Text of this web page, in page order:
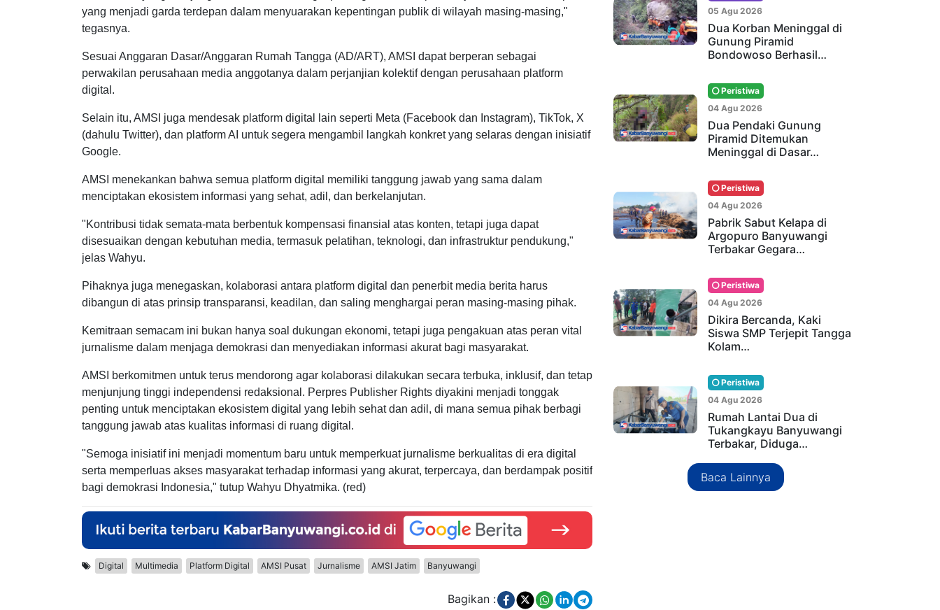
yang menjadi garda terdepan dalam menyuarakan kepentingan publik di wilayah masing-masing,"
tegasnya.
Sesuai Anggaran Dasar/Anggaran Rumah Tangga (AD/ART), AMSI dapat berperan sebagai
perwakilan perusahaan media anggotanya dalam perjanjian kolektif dengan perusahaan platform
digital.
Selain itu, AMSI juga mendesak platform digital lain seperti Meta (Facebook dan Instagram), TikTok, X
(dahulu Twitter), dan platform AI untuk segera mengambil langkah konkret yang selaras dengan inisiatif
Google.
AMSI menekankan bahwa semua platform digital memiliki tanggung jawab yang sama dalam
menciptakan ekosistem informasi yang sehat, adil, dan berkelanjutan.
"Kontribusi tidak semata-mata berbentuk kompensasi finansial atas konten, tetapi juga dapat
disesuaikan dengan kebutuhan media, termasuk pelatihan, teknologi, dan infrastruktur pendukung,"
jelas Wahyu.
Pihaknya juga menegaskan, kolaborasi antara platform digital dan penerbit media berita harus
dibangun di atas prinsip transparansi, keadilan, dan saling menghargai peran masing-masing pihak.
Kemitraan semacam ini bukan hanya soal dukungan ekonomi, tetapi juga pengakuan atas peran vital
jurnalisme dalam menjaga demokrasi dan menyediakan informasi akurat bagi masyarakat.
AMSI berkomitmen untuk terus mendorong agar kolaborasi dilakukan secara terbuka, inklusif, dan tetap
menjunjung tinggi independensi redaksional. Perpres Publisher Rights diyakini menjadi tonggak
penting untuk menciptakan ekosistem digital yang lebih sehat dan adil, di mana semua pihak berbagi
tanggung jawab atas kualitas informasi di ruang digital.
"Semoga inisiatif ini menjadi momentum baru untuk memperkuat jurnalisme berkualitas di era digital
serta memperluas akses masyarakat terhadap informasi yang akurat, terpercaya, dan berdampak positif
bagi demokrasi Indonesia," tutup Wahyu Dhyatmika. (red)
Digital Multimedia Platform Digital AMSI Pusat Jurnalisme AMSI Jatim Banyuwangi
Bagikan :
05 Agu 2026
Dua Korban Meninggal di
Gunung Piramid
Bondowoso Berhasil…
Peristiwa
04 Agu 2026
Dua Pendaki Gunung
Piramid Ditemukan
Meninggal di Dasar…
Peristiwa
04 Agu 2026
Pabrik Sabut Kelapa di
Argopuro Banyuwangi
Terbakar Gegara…
Peristiwa
04 Agu 2026
Dikira Bercanda, Kaki
Siswa SMP Terjepit Tangga
Kolam…
Peristiwa
04 Agu 2026
Rumah Lantai Dua di
Tukangkayu Banyuwangi
Terbakar, Diduga…
Baca Lainnya